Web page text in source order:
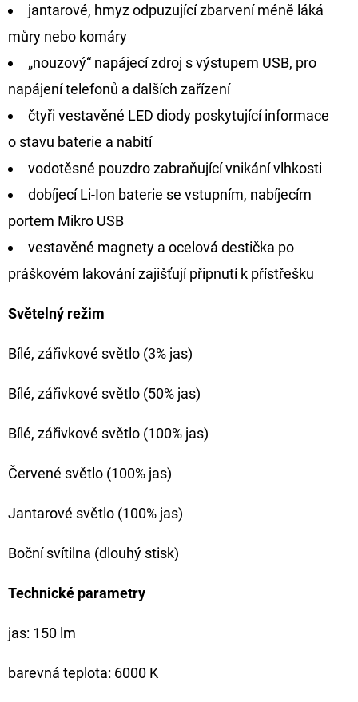
jantarové, hmyz odpuzující zbarvení méně láká
můry nebo komáry
„nouzový“ napájecí zdroj s výstupem USB, pro
napájení telefonů a dalších zařízení
čtyři vestavěné LED diody poskytující informace
o stavu baterie a nabití
vodotěsné pouzdro zabraňující vnikání vlhkosti
dobíjecí Li-Ion baterie se vstupním, nabíjecím
portem Mikro USB
vestavěné magnety a ocelová destička po
práškovém lakování zajišťují připnutí k přístřešku
Světelný režim
Bílé, zářivkové světlo (3% jas)
Bílé, zářivkové světlo (50% jas)
Bílé, zářivkové světlo (100% jas)
Červené světlo (100% jas)
Jantarové světlo (100% jas)
Boční svítilna (dlouhý stisk)
Technické parametry
jas: 150 lm
barevná teplota: 6000 K